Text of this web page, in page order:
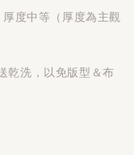
厚度中等（厚度為主觀
乾洗，以免版型＆布